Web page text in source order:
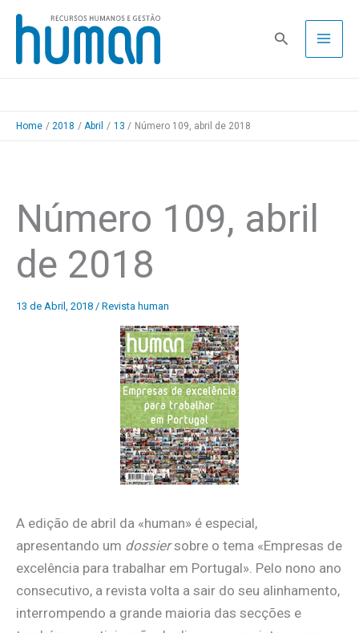
Skip
content
Pesquisa
Home 2018 Abril 13 Número 109, abril de 2018
Número 109, abril
de 2018
13 de Abril, 2018 / Revista human
A edição de abril da «human» é especial,
apresentando um dossiersobre o tema «Empresas de
excelência para trabalhar em Portugal». Pelo nono ano
consecutivo, a revista volta a sair do seu alinhamento,
interrompendo a grande maioria das secções e